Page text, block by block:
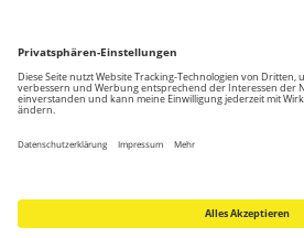
Entfeuchtungsleistung berechnen
Kapazitätsberechnung für Luftreiniger
Klimatisierungsleistung berechnen
Ventilationsleistung berechnen